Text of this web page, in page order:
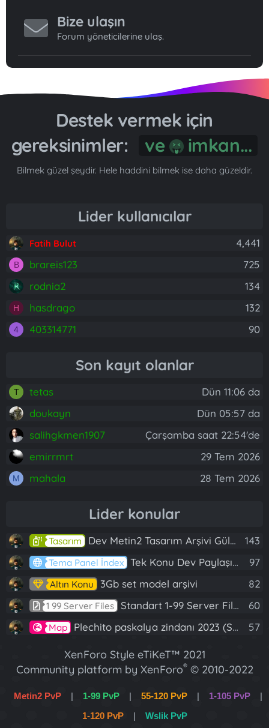
Bize ulaşın
Forum yöneticilerine ulaş.
Destek vermek için
gereksinimler:
ve imkan...
Bilmek güzel şeydir. Hele haddini bilmek ise daha güzeldir.
Lider kullanıcılar
Fatih Bulut 4,441
B brareis123
725
rodnia2
134
H hasdrago 132
4 403314771 90
Son kayıt olanlar
T tetas
Dün 11:06 da
doukayn
Dün 05:57 da
salihgkmen1907
Çarşamba saat 22:54'de
emirrmrt
29 Tem 2026
M mahala 28 Tem 2026
Lider konular
Tasarım Dev Metin2 Tasarım Arşivi Güle Güle Kullanın 143
Tema Panel İndex Tek Konu Dev Paylaşım 10 Adet Server Tanıtım İndex 97
Altın Konu 3Gb set model arşivi 82
1 99 Server Files Standart 1-99 Server Files 60
Map Plechito paskalya zindanı 2023 (Spring Sanctuary dungeon) 57
XenForo Style eTiKeT™ 2021
Community platform by XenForo® © 2010-2022
[XGT] Forum statistics system- XenGenTr
Metin2 PvP | 1-99 PvP | 55-120 PvP | 1-105 PvP
|
1-120 PvP
| Wslik PvP